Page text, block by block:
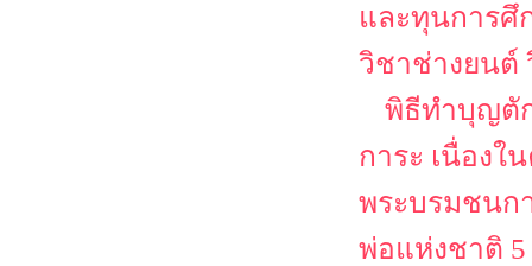
และทุนการศึ
วิชาช่างยนต์
พิธีทำบุญตั
การะ เนื่องใ
พระบรมชนก
พ่อแห่งชาติ